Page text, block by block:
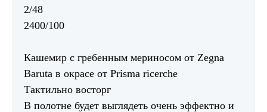
2/48
2400/100
Кашемир с гребенным мериносом от Zegna
Baruta в окрасе от Prisma ricerche
Тактильно восторг
В полотне будет выглядеть очень эффектно и